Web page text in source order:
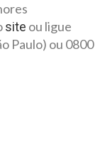
site ou ligue
Paulo) ou 0800